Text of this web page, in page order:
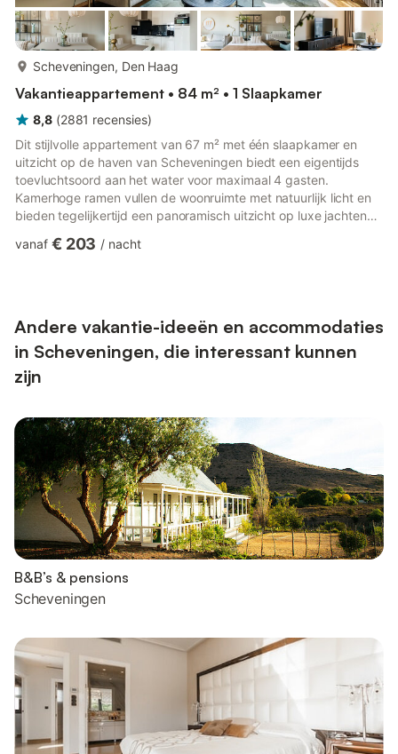
Scheveningen, Den Haag
Vakantieappartement • 84 m² • 1 Slaapkamer
8,8 (2881 recensies)
Dit stijlvolle appartement van 67 m² met één slaapkamer en
uitzicht op de haven van Scheveningen biedt een eigentijds
toevluchtsoord aan het water voor maximaal 4 gasten.
Kamerhoge ramen vullen de woonruimte met natuurlijk licht en
bieden tegelijkertijd een panoramisch uitzicht op luxe jachten
een comfortabele slaapkamer met hoogwaardige
koffiezetapparaat, oven, magnetron, vaa...
vanaf € 203 / nacht
Andere vakantie-ideeën en accommodaties
in Scheveningen, die interessant kunnen
zijn
B&B’s & pensions
Scheveningen